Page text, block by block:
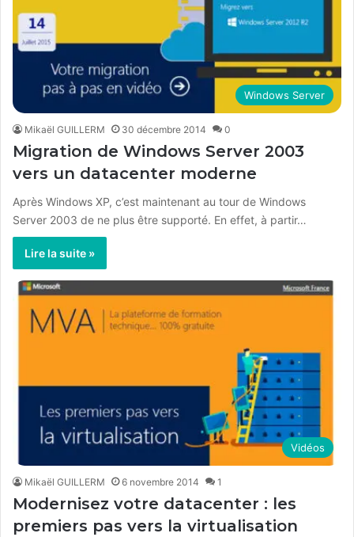
Windows Server
Mikaël GUILLERM 30 décembre 2014 0
Migration de Windows Server 2003
vers un datacenter moderne
Après Windows XP, c’est maintenant au tour de Windows
Server 2003 de ne plus être supporté. En effet, à partir…
Lire la suite »
Vidéos
Mikaël GUILLERM 6 novembre 2014 1
Modernisez votre datacenter : les
premiers pas vers la virtualisation